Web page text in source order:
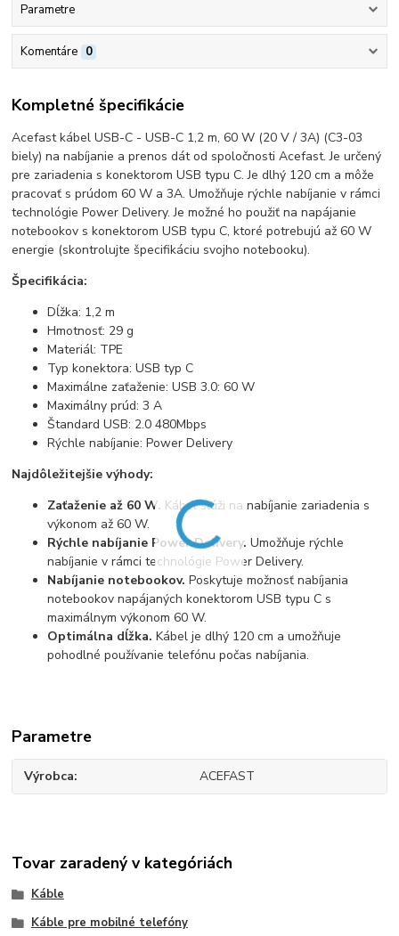
Parametre
Komentáre 0
Kompletné špecifikácie
Acefast kábel USB-C - USB-C 1,2 m, 60 W (20 V / 3A) (C3-03
biely) na nabíjanie a prenos dát od spoločnosti Acefast. Je určený
pre zariadenia s konektorom USB typu C. Je dlhý 120 cm a môže
pracovať s prúdom 60 W a 3A. Umožňuje rýchle nabíjanie v rámci
technológie Power Delivery. Je možné ho použiť na napájanie
notebookov s konektorom USB typu C, ktoré potrebujú až 60 W
energie (skontrolujte špecifikáciu svojho notebooku).
Špecifikácia:
Dĺžka: 1,2 m
Hmotnosť: 29 g
Materiál: TPE
Typ konektora: USB typ C
Maximálne zaťaženie: USB 3.0: 60 W
Maximálny prúd: 3 A
Štandard USB: 2.0 480Mbps
Rýchle nabíjanie: Power Delivery
Najdôležitejšie výhody:
Zaťaženie až 60 W. Kábel slúži na nabíjanie zariadenia s
výkonom až 60 W.
Rýchle nabíjanie Power Delivery. Umožňuje rýchle
nabíjanie v rámci technológie Power Delivery.
Nabíjanie notebookov. Poskytuje možnosť nabíjania
notebookov napájaných konektorom USB typu C s
maximálnym výkonom 60 W.
Optimálna dĺžka. Kábel je dlhý 120 cm a umožňuje
pohodlné používanie telefónu počas nabíjania.
Parametre
Výrobca ACEFAST
Tovar zaradený v kategóriách
Káble
Káble pre mobilné telefóny